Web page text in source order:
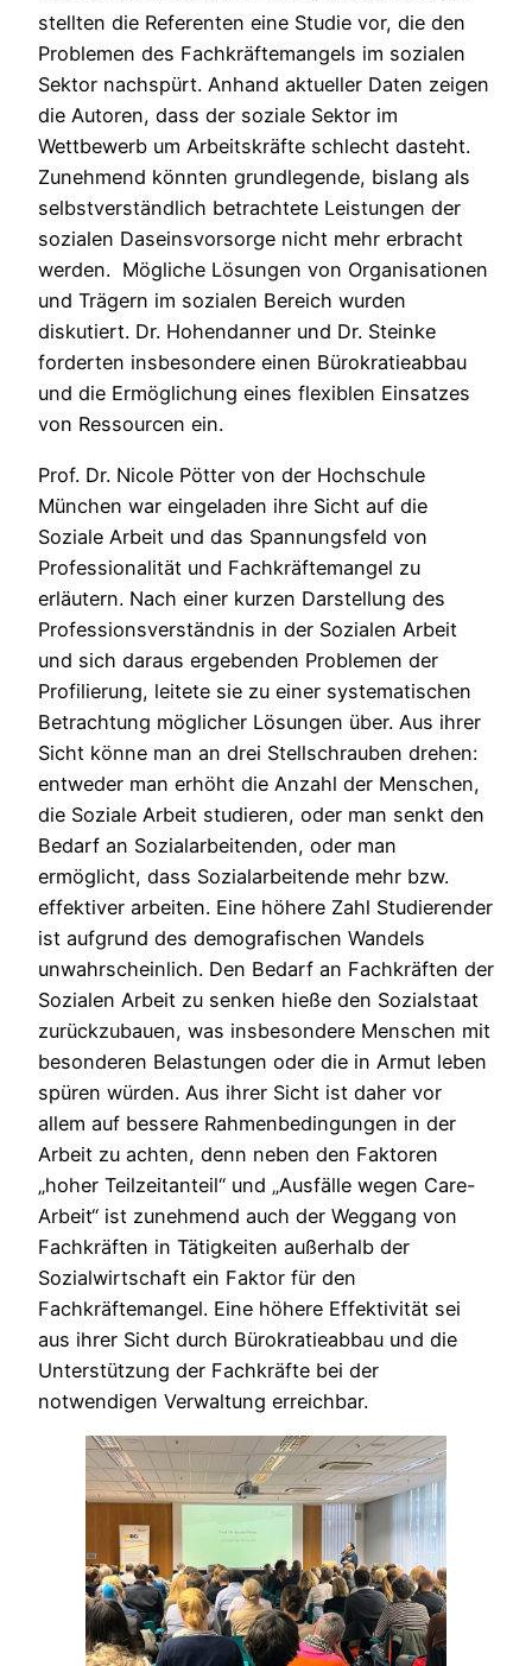
stellten die Referenten eine Studie vor, die den
Problemen des Fachkräftemangels im sozialen
Sektor nachspürt. Anhand aktueller Daten zeigen
die Autoren, dass der soziale Sektor im
Wettbewerb um Arbeitskräfte schlecht dasteht.
Zunehmend könnten grundlegende, bislang als
selbstverständlich betrachtete Leistungen der
sozialen Daseinsvorsorge nicht mehr erbracht
werden. Mögliche Lösungen von Organisationen
und Trägern im sozialen Bereich wurden
diskutiert. Dr. Hohendanner und Dr. Steinke
forderten insbesondere einen Bürokratieabbau
und die Ermöglichung eines flexiblen Einsatzes
von Ressourcen ein.
Prof. Dr. Nicole Pötter von der Hochschule
München war eingeladen ihre Sicht auf die
Soziale Arbeit und das Spannungsfeld von
Professionalität und Fachkräftemangel zu
erläutern. Nach einer kurzen Darstellung des
Professionsverständnis in der Sozialen Arbeit
und sich daraus ergebenden Problemen der
Profilierung, leitete sie zu einer systematischen
Betrachtung möglicher Lösungen über. Aus ihrer
Sicht könne man an drei Stellschrauben drehen:
entweder man erhöht die Anzahl der Menschen,
die Soziale Arbeit studieren, oder man senkt den
Bedarf an Sozialarbeitenden, oder man
ermöglicht, dass Sozialarbeitende mehr bzw.
effektiver arbeiten. Eine höhere Zahl Studierender
ist aufgrund des demografischen Wandels
unwahrscheinlich. Den Bedarf an Fachkräften der
Sozialen Arbeit zu senken hieße den Sozialstaat
zurückzubauen, was insbesondere Menschen mit
besonderen Belastungen oder die in Armut leben
spüren würden. Aus ihrer Sicht ist daher vor
allem auf bessere Rahmenbedingungen in der
Arbeit zu achten, denn neben den Faktoren
„hoher Teilzeitanteil“ und „Ausfälle wegen Care-
Arbeit“ ist zunehmend auch der Weggang von
Fachkräften in Tätigkeiten außerhalb der
Sozialwirtschaft ein Faktor für den
Fachkräftemangel. Eine höhere Effektivität sei
aus ihrer Sicht durch Bürokratieabbau und die
Unterstützung der Fachkräfte bei der
notwendigen Verwaltung erreichbar.